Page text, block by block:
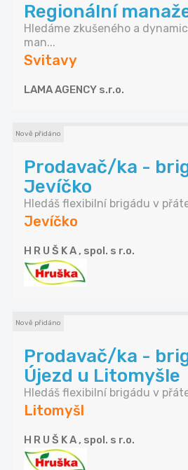
Regionální
Hledáme zkušeného a
man...
Svitavy
LAMA AGENCY s.r.o.
Nově přidáno
Prodavač/ka -
Jevíčko
Hledáš flexibilní brigádu v
Jevíčko
H R U Š K A , spol. s r.o.
Nově přidáno
Prodavač/ka -
Újezd u Litomyšle
Hledáš flexibilní brigádu v
Litomyšl
H R U Š K A , spol. s r.o.